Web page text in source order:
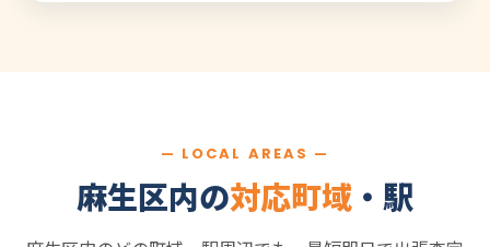
— LOCAL AREAS —
麻生区内の対応町域 ・駅